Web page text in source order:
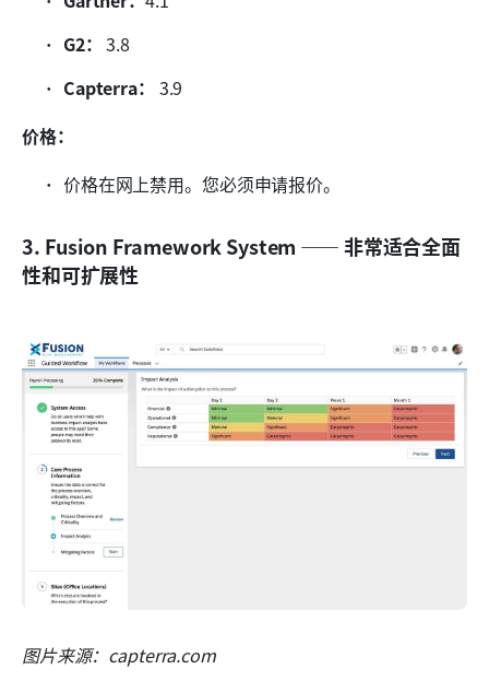
G2： 3.8
Capterra： 3.9
价格：
价格在网上禁用。您必须申请报价。
3. Fusion Framework System —— 非常适合全面
性和可扩展性
图片来源：capterra.com